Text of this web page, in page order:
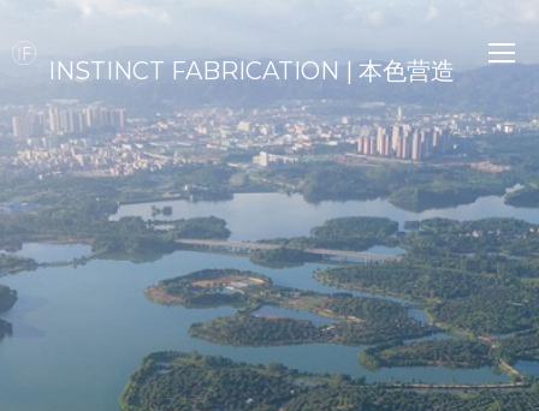
INSTINCT FABRICATION | 本色营造